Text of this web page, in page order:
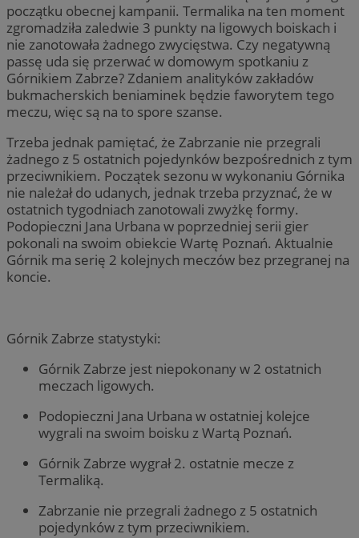
początku obecnej kampanii. Termalika na ten moment
zgromadziła zaledwie 3 punkty na ligowych boiskach i
nie zanotowała żadnego zwycięstwa. Czy negatywną
passę uda się przerwać w domowym spotkaniu z
Górnikiem Zabrze? Zdaniem analityków zakładów
bukmacherskich beniaminek będzie faworytem tego
meczu, więc są na to spore szanse.
Trzeba jednak pamiętać, że Zabrzanie nie przegrali
żadnego z 5 ostatnich pojedynków bezpośrednich z tym
przeciwnikiem. Początek sezonu w wykonaniu Górnika
nie należał do udanych, jednak trzeba przyznać, że w
ostatnich tygodniach zanotowali zwyżkę formy.
Podopieczni Jana Urbana w poprzedniej serii gier
pokonali na swoim obiekcie Wartę Poznań. Aktualnie
Górnik ma serię 2 kolejnych meczów bez przegranej na
koncie.
Górnik Zabrze statystyki:
Górnik Zabrze jest niepokonany w 2 ostatnich
meczach ligowych.
Podopieczni Jana Urbana w ostatniej kolejce
wygrali na swoim boisku z Wartą Poznań.
Górnik Zabrze wygrał 2. ostatnie mecze z
Termaliką.
Zabrzanie nie przegrali żadnego z 5 ostatnich
pojedynków z tym przeciwnikiem.